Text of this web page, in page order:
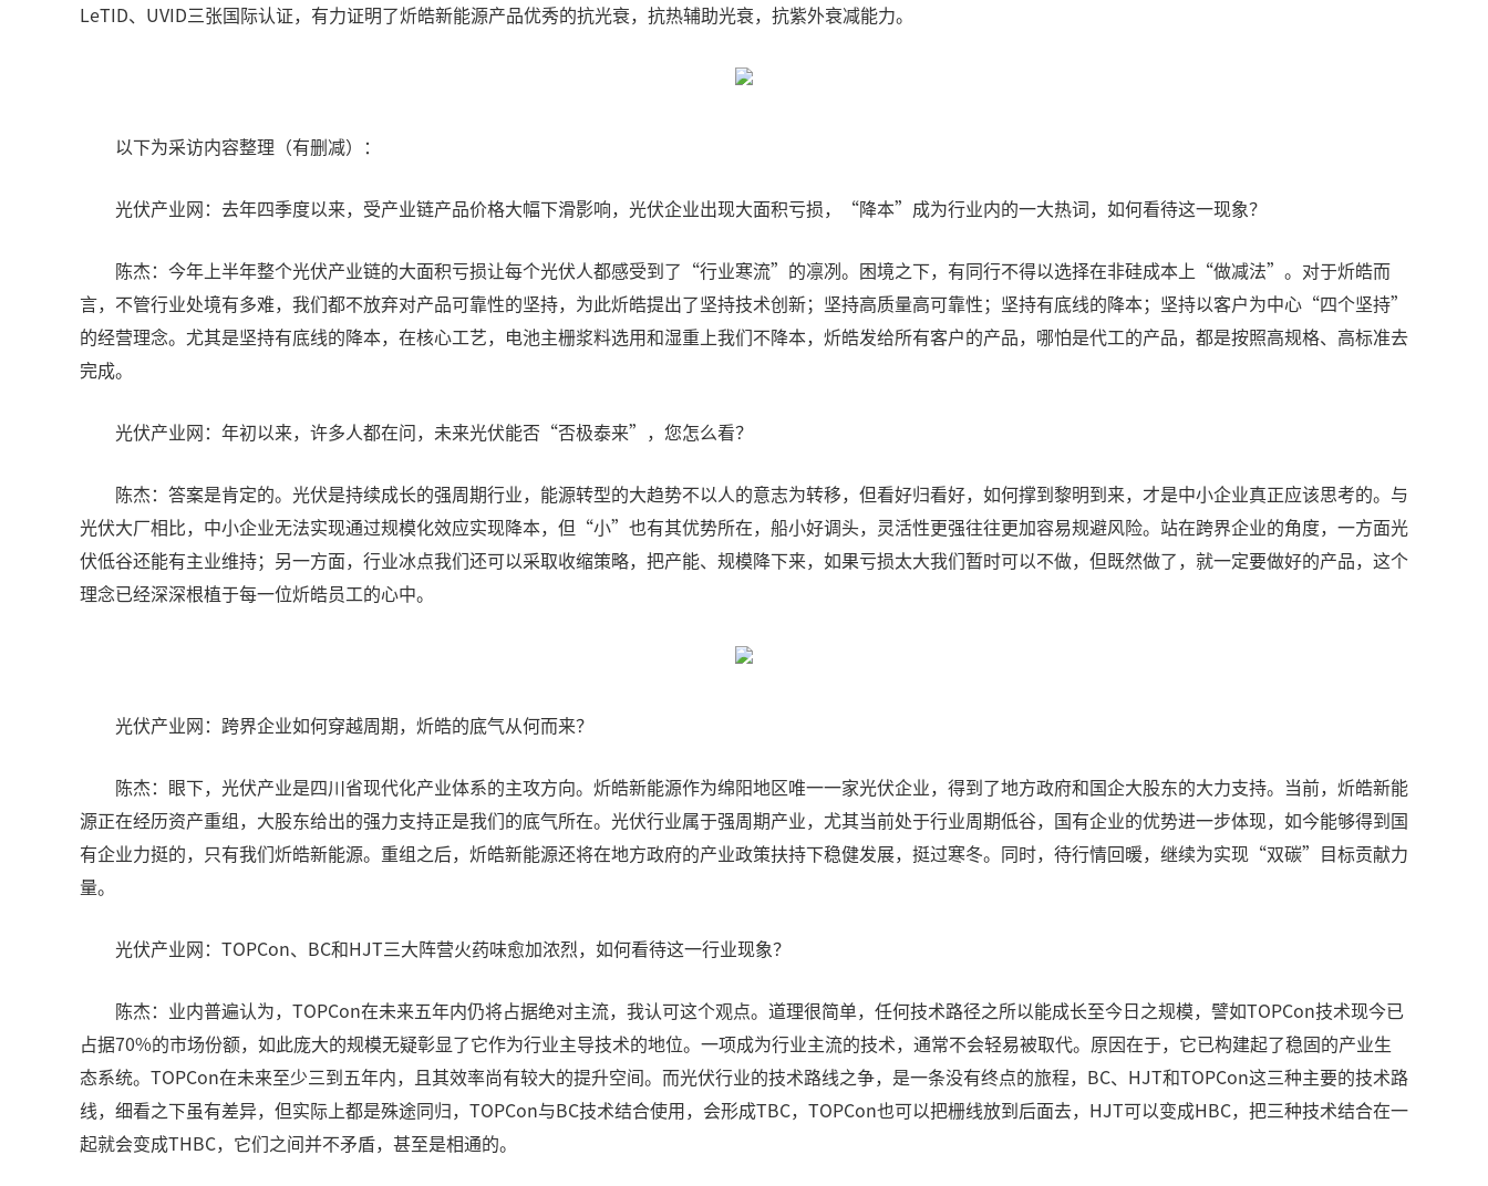
LeTID、UVID三张国际认证，有力证明了炘皓新能源产品优秀的抗光衰，抗热辅助光衰，抗紫外衰减能力。
以下为采访内容整理（有删减）：
光伏产业网：去年四季度以来，受产业链产品价格大幅下滑影响，光伏企业出现大面积亏损，“降本”成为行业内的一大热词，如何看待这一现象？
陈杰：今年上半年整个光伏产业链的大面积亏损让每个光伏人都感受到了“行业寒流”的凛冽。困境之下，有同行不得以选择在非硅成本上“做减法”。对于炘皓而
言，不管行业处境有多难，我们都不放弃对产品可靠性的坚持，为此炘皓提出了坚持技术创新；坚持高质量高可靠性；坚持有底线的降本；坚持以客户为中心“四个坚持”
的经营理念。尤其是坚持有底线的降本，在核心工艺，电池主栅浆料选用和湿重上我们不降本，炘皓发给所有客户的产品，哪怕是代工的产品，都是按照高规格、高标准去
完成。
光伏产业网：年初以来，许多人都在问，未来光伏能否“否极泰来”，您怎么看？
陈杰：答案是肯定的。光伏是持续成长的强周期行业，能源转型的大趋势不以人的意志为转移，但看好归看好，如何撑到黎明到来，才是中小企业真正应该思考的。与
光伏大厂相比，中小企业无法实现通过规模化效应实现降本，但“小”也有其优势所在，船小好调头，灵活性更强往往更加容易规避风险。站在跨界企业的角度，一方面光
伏低谷还能有主业维持；另一方面，行业冰点我们还可以采取收缩策略，把产能、规模降下来，如果亏损太大我们暂时可以不做，但既然做了，就一定要做好的产品，这个
理念已经深深根植于每一位炘皓员工的心中。
光伏产业网：跨界企业如何穿越周期，炘皓的底气从何而来？
陈杰：眼下，光伏产业是四川省现代化产业体系的主攻方向。炘皓新能源作为绵阳地区唯一一家光伏企业，得到了地方政府和国企大股东的大力支持。当前，炘皓新能
源正在经历资产重组，大股东给出的强力支持正是我们的底气所在。光伏行业属于强周期产业，尤其当前处于行业周期低谷，国有企业的优势进一步体现，如今能够得到国
有企业力挺的，只有我们炘皓新能源。重组之后，炘皓新能源还将在地方政府的产业政策扶持下稳健发展，挺过寒冬。同时，待行情回暖，继续为实现“双碳”目标贡献力
量。
光伏产业网：TOPCon、BC和HJT三大阵营火药味愈加浓烈，如何看待这一行业现象？
陈杰：业内普遍认为，TOPCon在未来五年内仍将占据绝对主流，我认可这个观点。道理很简单，任何技术路径之所以能成长至今日之规模，譬如TOPCon技术现今已
占据70%的市场份额，如此庞大的规模无疑彰显了它作为行业主导技术的地位。一项成为行业主流的技术，通常不会轻易被取代。原因在于，它已构建起了稳固的产业生
态系统。TOPCon在未来至少三到五年内，且其效率尚有较大的提升空间。而光伏行业的技术路线之争，是一条没有终点的旅程，BC、HJT和TOPCon这三种主要的技术路
线，细看之下虽有差异，但实际上都是殊途同归，TOPCon与BC技术结合使用，会形成TBC，TOPCon也可以把栅线放到后面去，HJT可以变成HBC，把三种技术结合在一
起就会变成THBC，它们之间并不矛盾，甚至是相通的。